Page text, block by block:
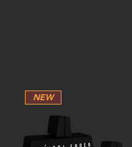
NEW